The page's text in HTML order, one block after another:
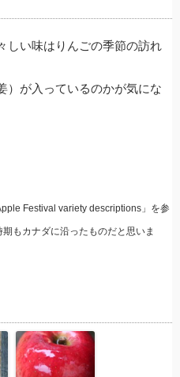
しい味はりんごの季節の訪れ
）が入っているのかが気にな
Festival variety descriptions」を参
もカナダに沿ったものだと思いま